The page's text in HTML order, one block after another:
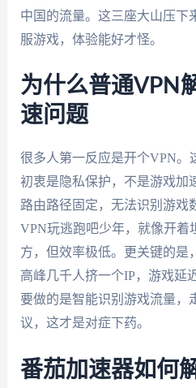
中国的流量。这三座大山压下
服游戏，体验能好才怪。
为什么普通VPN
速问题
很多人第一反应是开个VPN。
初衷是隐私保护，不是游戏加
路由路径固定，无法识别游戏
VPN玩逃跑吧少年，就像开着
方，但效率极低。更关键的是
高峰几千人挤一个IP，游戏延
要做的是智能识别游戏流量，
议，这才是对症下药。
番茄加速器如何